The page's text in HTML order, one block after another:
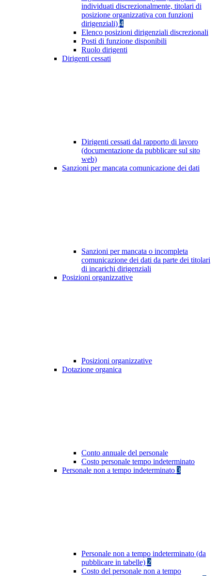
individuati discrezionalmente, titolari di
posizione organizzativa con funzioni
dirigenziali) 4
Elenco posizioni dirigenziali discrezionali
Posti di funzione disponibili
Ruolo dirigenti
Dirigenti cessati
Dirigenti cessati dal rapporto di lavoro
(documentazione da pubblicare sul sito
web)
Sanzioni per mancata comunicazione dei dati
Sanzioni per mancata o incompleta
comunicazione dei dati da parte dei titolari
di incarichi dirigenziali
Posizioni organizzative
Posizioni organizzative
Dotazione organica
Conto annuale del personale
Costo personale tempo indeterminato
Personale non a tempo indeterminato 3
Personale non a tempo indeterminato (da
pubblicare in tabelle) 2
Costo del personale non a tempo